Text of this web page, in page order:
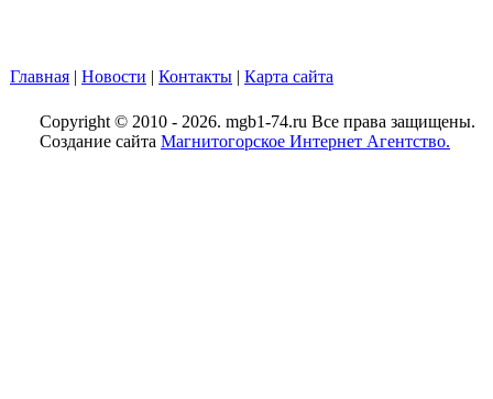
Главная | Новости | Контакты | Карта сайта
Copyright © 2010 - 2026. mgb1-74.ru Все права защищены.
Создание сайта Магнитогорское Интернет Агентство.